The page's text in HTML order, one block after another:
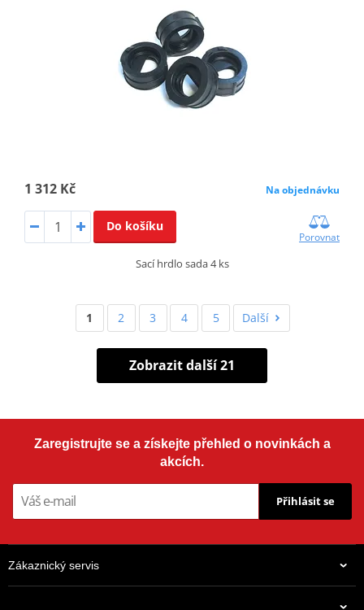
1 312 Kč Na objednávku
Do košíku
Porovnat
Sací hrdlo sada 4 ks
1 2 3 4 5 Další
Zobrazit další 21
Zaregistrujte se a získejte přehled o novinkách a
akcích.
Přihlásit se
Zákaznický servis